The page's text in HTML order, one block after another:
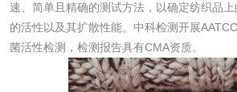
速、简单且精确的测试方法，以确定纺织品
的活性以及其扩散性能。中科检测开展
菌活性检测，检测报告具有CMA资质。
成分分析配方研发
防霉检测